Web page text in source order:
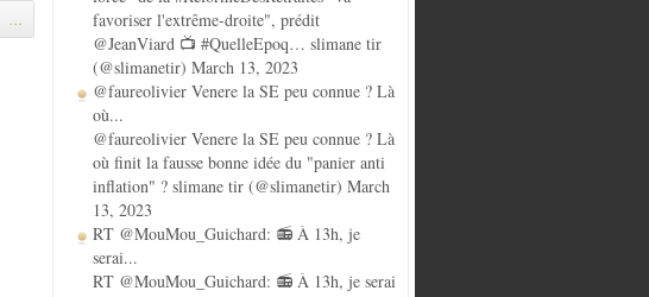
…
favoriser l'extrême-droite", prédit
@JeanViard 📺 #QuelleEpoq… slimane tir
(@slimanetir) March 13, 2023
@faureolivier Venere la SE peu connue ? Là
où...
@faureolivier Venere la SE peu connue ? Là
où finit la fausse bonne idée du "panier anti
inflation" ? slimane tir (@slimanetir) March
13, 2023
RT @MouMou_Guichard: 📻 À 13h, je
serai...
RT @MouMou_Guichard: 📻 À 13h, je serai